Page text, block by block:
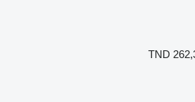
TND